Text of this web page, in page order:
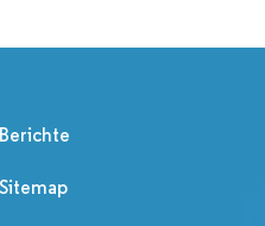
Berichte
Sitemap